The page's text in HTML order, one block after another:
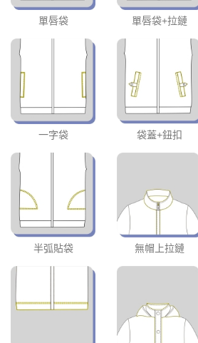
單唇袋 單唇袋+拉鏈
一字袋 袋蓋+鈕扣
半弧貼袋 無帽上拉鏈